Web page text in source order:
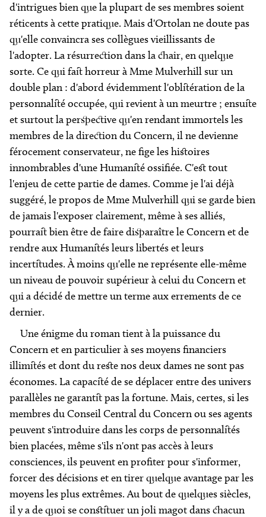
d'intrigues bien que la plupart de ses membres soient
réticents à cette pratique. Mais d'Ortolan ne doute pas
qu'elle convaincra ses collègues vieillissants de
l'adopter. La résurrection dans la chair, en quelque
sorte. Ce qui fait horreur à Mme Mulverhill sur un
double plan : d'abord évidemment l'oblitération de la
personnalité occupée, qui revient à un meurtre ; ensuite
et surtout la perspective qu'en rendant immortels les
membres de la direction duConcern, il ne devienne
férocement conservateur, ne fige les histoires
innombrables d'une Humanité ossifiée. C'est tout
l'enjeu de cette partie de dames. Comme je l'ai déjà
suggéré, le propos de Mme Mulverhill qui se garde bien
de jamais l'exposer clairement, même à ses alliés,
pourrait bien être de faire disparaître leConcernet de
rendre aux Humanités leurs libertés et leurs
incertitudes. À moins qu'elle ne représente elle-même
un niveau de pouvoir supérieur à celui duConcernet
qui a décidé de mettre un terme aux errements de ce
dernier.
Une énigme du roman tient à la puissance du
Concernet en particulier à ses moyens financiers
illimités et dont du reste nos deux dames ne sont pas
économes. La capacité de se déplacer entre des univers
parallèles ne garantit pas la fortune. Mais, certes, si les
membres du Conseil Central duConcernou ses agents
peuvent s'introduire dans les corps de personnalités
bien placées, même s'ils n'ont pas accès à leurs
consciences, ils peuvent en profiter pour s'informer,
forcer des décisions et en tirer quelque avantage par les
moyens les plus extrêmes. Au bout de quelques siècles,
il y a de quoi se constituer un joli magot dans chacun